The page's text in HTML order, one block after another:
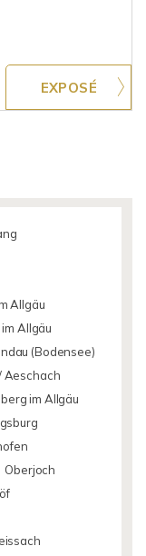
Allgäu
Allgäu
(Bodensee)
Aeschach
im Allgäu
Oberjoch